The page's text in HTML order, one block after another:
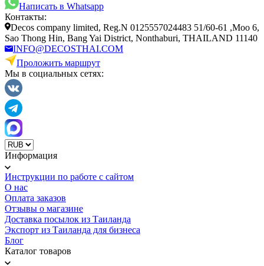
Написать в Whatsapp
Контакты:
Decos company limited, Reg.N 0125557024483 51/60-61 ,Moo 6,
Sao Thong Hin, Bang Yai District, Nonthaburi, THAILAND 11140
INFO@DECOSTHAI.COM
Проложить маршрут
Мы в социальных сетях:
Информация
Инструкции по работе с сайтом
О нас
Оплата заказов
Отзывы о магазине
Доставка посылок из Таиланда
Экспорт из Таиланда для бизнеса
Блог
Каталог товаров